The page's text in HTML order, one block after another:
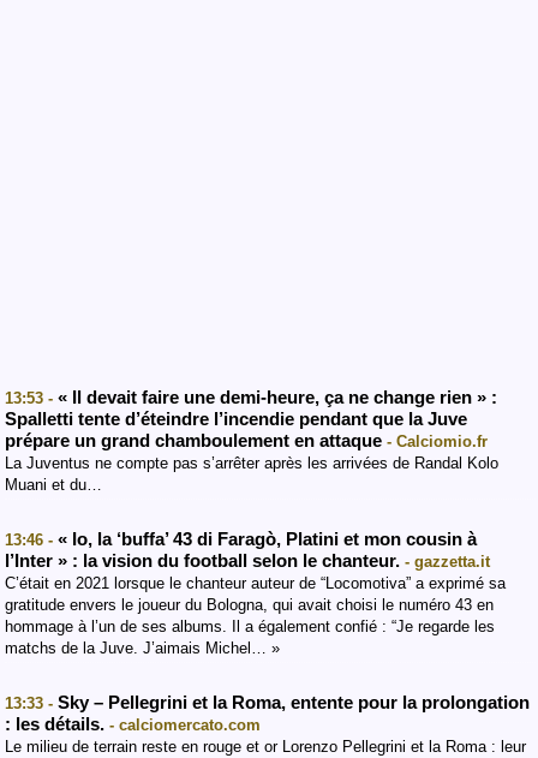
13:53 - « Il devait faire une demi-heure, ça ne change rien » :
Spalletti tente d’éteindre l’incendie pendant que la Juve
prépare un grand chamboulement en attaque - Calciomio.fr
La Juventus ne compte pas s’arrêter après les arrivées de Randal Kolo
Muani et du…
13:46 - « Io, la ‘buffa’ 43 di Faragò, Platini et mon cousin à
l’Inter » : la vision du football selon le chanteur. - gazzetta.it
C’était en 2021 lorsque le chanteur auteur de “Locomotiva” a exprimé sa
gratitude envers le joueur du Bologna, qui avait choisi le numéro 43 en
hommage à l’un de ses albums. Il a également confié : “Je regarde les
matchs de la Juve. J’aimais Michel… »
13:33 - Sky – Pellegrini et la Roma, entente pour la prolongation
: les détails. - calciomercato.com
Le milieu de terrain reste en rouge et or Lorenzo Pellegrini et la Roma : leur